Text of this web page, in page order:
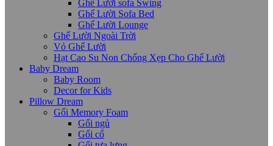
Ghế Lười sofa Swing
Ghế Lười Sofa Bed
Ghế Lười Lounge
Ghế Lười Ngoài Trời
Vỏ Ghế Lười
Hạt Cao Su Non Chống Xẹp Cho Ghế Lười
Baby Dream
Baby Room
Decor for Kids
Pillow Dream
Gối Memory Foam
Gối ngủ
Gối cổ